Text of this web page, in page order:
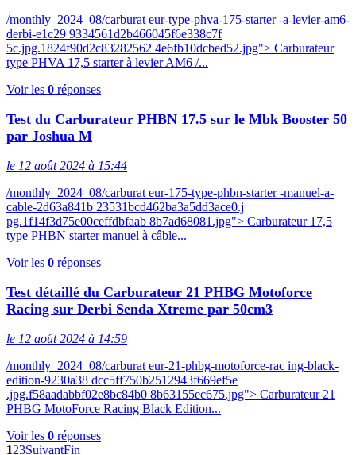
/monthly_2024_08/carburat eur-type-phva-175-starter -a-levier-am6-
derbi-e1c29 9334561d2b466045f6e338c7f
5c.jpg.1824f90d2c83282562 4e6fb10dcbed52.jpg"> Carburateur
type PHVA 17,5 starter à levier AM6 /...
Voir les 0 réponses
Test du Carburateur PHBN 17.5 sur le Mbk Booster 50
par Joshua M
le 12 août 2024 à 15:44
/monthly_2024_08/carburat eur-175-type-phbn-starter -manuel-a-
cable-2d63a841b 23531bcd462ba3a5dd3ace0.j
pg.1f14f3d75e00ceffdbfaab 8b7ad68081.jpg"> Carburateur 17,5
type PHBN starter manuel à câble...
Voir les 0 réponses
Test détaillé du Carburateur 21 PHBG Motoforce
Racing sur Derbi Senda Xtreme par 50cm3
le 12 août 2024 à 14:59
/monthly_2024_08/carburat eur-21-phbg-motoforce-rac ing-black-
edition-9230a38 dcc5ff750b2512943f669ef5e
.jpg.f58aadabbf02e8bc84b0 8b63155ec675.jpg"> Carburateur 21
PHBG MotoForce Racing Black Edition...
Voir les 0 réponses
123SuivantFin